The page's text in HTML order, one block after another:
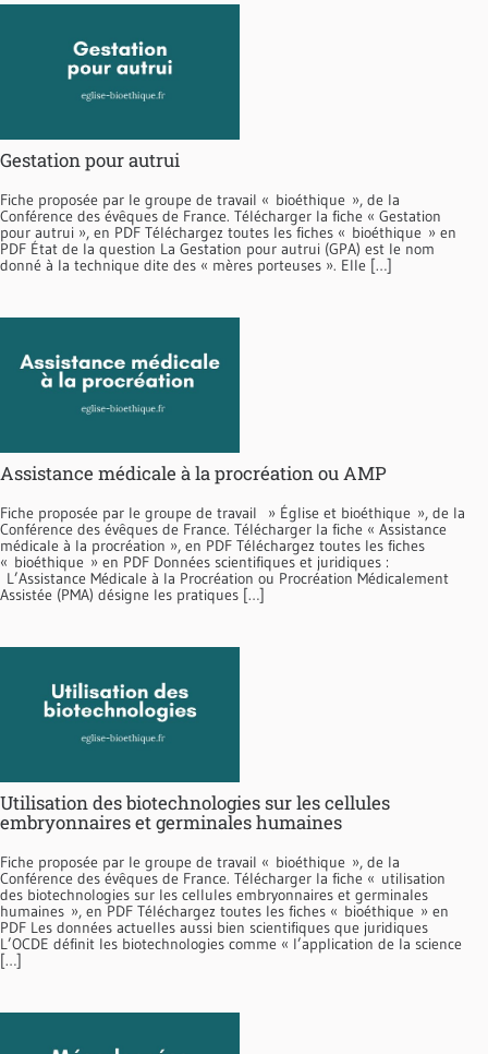
Gestation pour autrui
Fiche proposée par le groupe de travail « bioéthique », de la
Conférence des évêques de France. Télécharger la fiche « Gestation
pour autrui », en PDF Téléchargez toutes les fiches « bioéthique » en
PDF État de la question La Gestation pour autrui (GPA) est le nom
donné à la technique dite des « mères porteuses ». Elle […]
Assistance médicale à la procréation ou AMP
Fiche proposée par le groupe de travail » Église et bioéthique », de la
Conférence des évêques de France. Télécharger la fiche « Assistance
médicale à la procréation », en PDF Téléchargez toutes les fiches
« bioéthique » en PDF Données scientifiques et juridiques :
L’Assistance Médicale à la Procréation ou Pro­création Médicalement
Assistée (PMA) désigne les pratiques […]
Utilisation des biotechnologies sur les cellules
embryonnaires et germinales humaines
Fiche proposée par le groupe de travail « bioéthique », de la
Conférence des évêques de France. Télécharger la fiche « utilisation
des biotechnologies sur les cellules embryonnaires et germinales
humaines », en PDF Téléchargez toutes les fiches « bioéthique » en
PDF Les données actuelles aussi bien scientifiques que juridiques
L’OCDE définit les biotechnologies comme « l’appli­cation de la science
[…]